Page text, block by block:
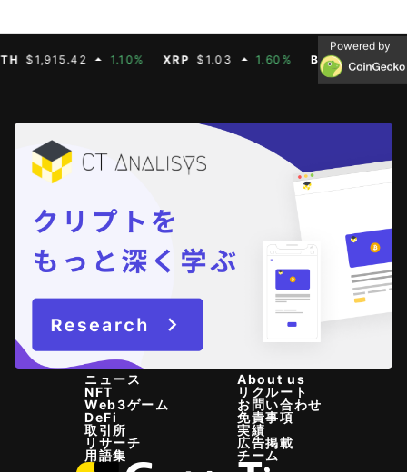
1.10% XRP $1.03 1.60% BNB $592.88
Powered by
ニュース
NFT
Web3ゲーム
DeFi
取引所
リサーチ
用語集
About us
リクルート
お問い合わせ
免責事項
実績
広告掲載
チーム